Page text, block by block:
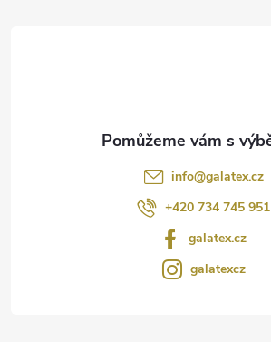
info@galatex.cz
+420 734 745 951
galatex.cz
galatexcz